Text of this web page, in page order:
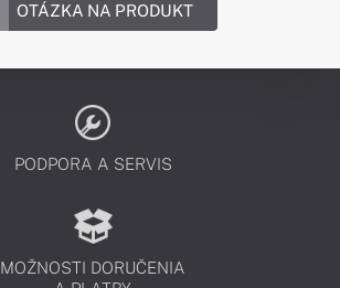
OTÁZKA NA PRODUKT
PODPORA A SERVIS
MOŽNOSTI DORUČENIA